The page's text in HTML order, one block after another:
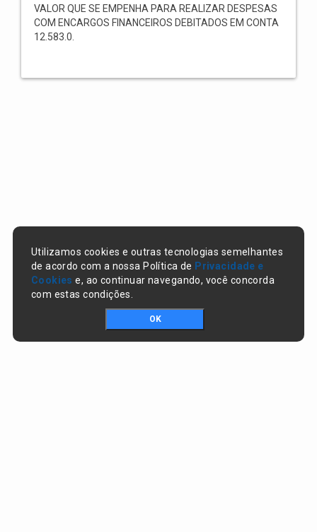
VALOR QUE SE EMPENHA PARA REALIZAR DESPESAS
COM ENCARGOS FINANCEIROS DEBITADOS EM CONTA
12.583.0.
Utilizamos cookies e outras tecnologias semelhantes
de acordo com a nossa Política de Privacidade e
Cookies e, ao continuar navegando, você concorda
com estas condições.
OK